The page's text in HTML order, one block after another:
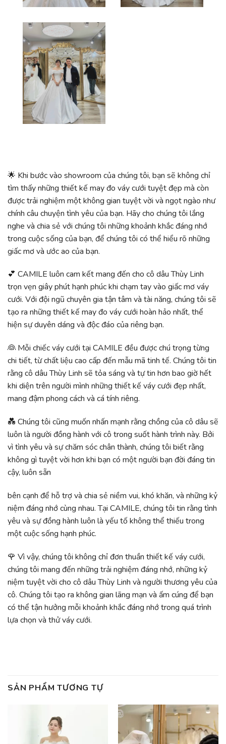
🌟 Khi bước vào showroom của chúng tôi, bạn sẽ không chỉ
tìm thấy những thiết kế may đo váy cưới tuyệt đẹp mà còn
được trải nghiệm một không gian tuyệt vời và ngọt ngào như
chính câu chuyện tình yêu của bạn. Hãy cho chúng tôi lắng
nghe và chia sẻ với chúng tôi những khoảnh khắc đáng nhớ
trong cuộc sống của bạn, để chúng tôi có thể hiểu rõ những
giấc mơ và ước ao của bạn.
💕 CAMILE luôn cam kết mang đến cho cô dâu Thùy Linh
trọn vẹn giây phút hạnh phúc khi chạm tay vào giấc mơ váy
cưới. Với đội ngũ chuyên gia tận tâm và tài năng, chúng tôi sẽ
tạo ra những thiết kế may đo váy cưới hoàn hảo nhất, thể
hiện sự duyên dáng và độc đáo của riêng bạn.
👰 Mỗi chiếc váy cưới tại CAMILE đều được chú trọng từng
chi tiết, từ chất liệu cao cấp đến mẫu mã tinh tế. Chúng tôi tin
rằng cô dâu Thùy Linh sẽ tỏa sáng và tự tin hơn bao giờ hết
khi diện trên người mình những thiết kế váy cưới đẹp nhất,
mang đậm phong cách và cá tính riêng.
💑 Chúng tôi cũng muốn nhấn mạnh rằng chồng của cô dâu sẽ
luôn là người đồng hành với cô trong suốt hành trình này. Bởi
vì tình yêu và sự chăm sóc chân thành, chúng tôi biết rằng
không gì tuyệt vời hơn khi bạn có một người bạn đời đáng tin
cậy, luôn sẵn
bên cạnh để hỗ trợ và chia sẻ niềm vui, khó khăn, và những kỷ
niệm đáng nhớ cùng nhau. Tại CAMILE, chúng tôi tin rằng tình
yêu và sự đồng hành luôn là yếu tố không thể thiếu trong
một cuộc sống hạnh phúc.
🌹 Vì vậy, chúng tôi không chỉ đơn thuần thiết kế váy cưới,
chúng tôi mang đến những trải nghiệm đáng nhớ, những kỷ
niệm tuyệt vời cho cô dâu Thùy Linh và người thương yêu của
cô. Chúng tôi tạo ra không gian lãng mạn và ấm cúng để bạn
có thể tận hưởng mỗi khoảnh khắc đáng nhớ trong quá trình
lựa chọn và thử váy cưới.
SẢN PHẨM TƯƠNG TỰ